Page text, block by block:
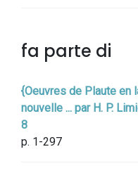
fa parte di
{Oeuvres de Plaute en
nouvelle ... par H. P.
8
p. 1-297